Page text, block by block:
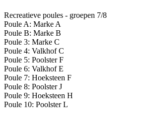
Recreatieve poules - groepen 7/8
Poule A: Marke A
Poule B: Marke B
Poule 3: Marke C
Poule 4: Valkhof C
Poule 5: Poolster F
Poule 6: Valkhof E
Poule 7: Hoeksteen F
Poule 8: Poolster J
Poule 9: Hoeksteen H
Poule 10: Poolster L